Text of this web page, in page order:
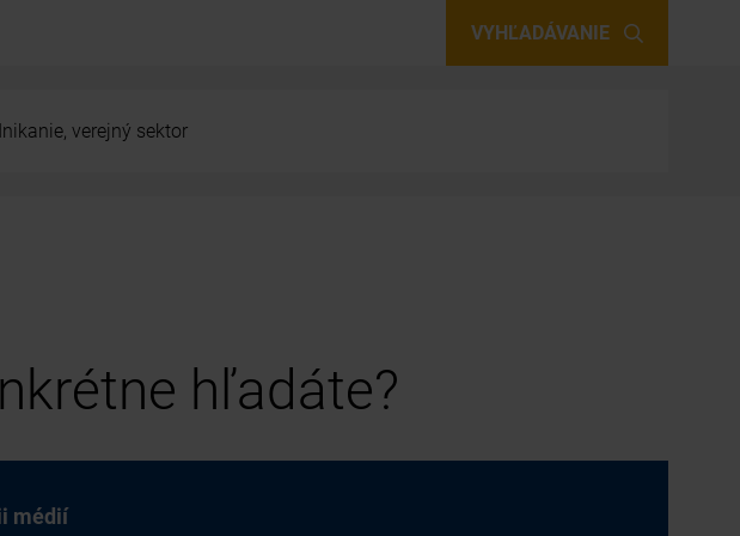
VYHĽADÁVANIE
verejný sektor
hľadáte?
médií